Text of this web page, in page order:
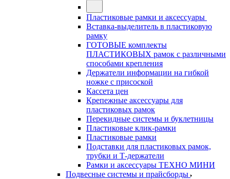
Пластиковые рамки и аксессуары
Вставка-выделитель в пластиковую
рамку
ГОТОВЫЕ комплекты
ПЛАСТИКОВЫХ рамок с различными
способами крепления
Держатели информации на гибкой
ножке с присоской
Кассета цен
Крепежные аксессуары для
пластиковых рамок
Перекидные системы и буклетницы
Пластиковые клик-рамки
Пластиковые рамки
Подставки для пластиковых рамок,
трубки и Т-держатели
Рамки и аксессуары ТЕХНО МИНИ
Подвесные системы и прайсборды